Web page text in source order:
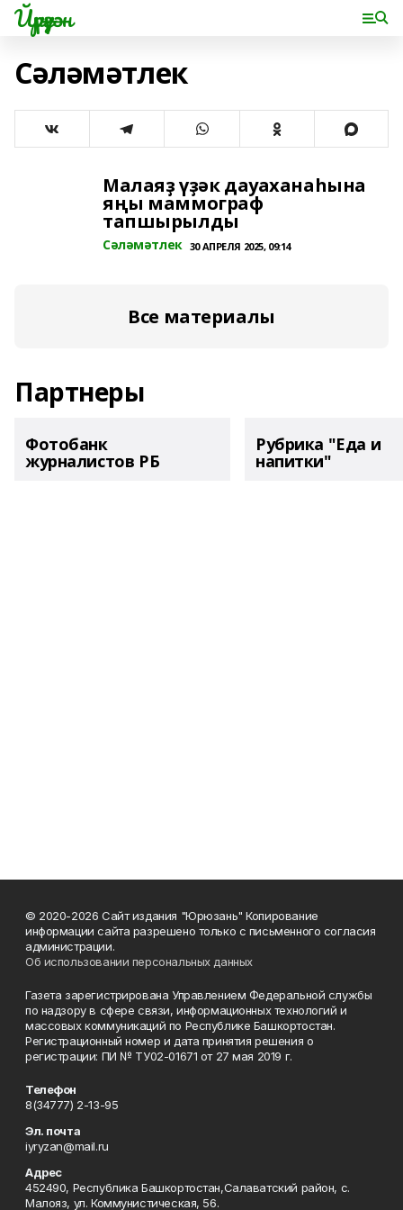
Йүрүҙән
Сәләмәтлек
Малаяҙ үҙәк дауаханаһына
яңы маммограф
тапшырылды
Сәләмәтлек 30 АПРЕЛЯ 2025, 09:14
Все материалы
Партнеры
Фотобанк
журналистов РБ
Рубрика "Еда и
напитки"
© 2020-2026 Сайт издания "Юрюзань" Копирование
информации сайта разрешено только с письменного согласия
администрации.
Об использовании персональных данных
Газета зарегистрирована Управлением Федеральной службы
по надзору в сфере связи, информационных технологий и
массовых коммуникаций по Республике Башкортостан.
Регистрационный номер и дата принятия решения о
регистрации: ПИ № ТУ02-01671 от 27 мая 2019 г.
Телефон
8(34777) 2-13-95
Эл. почта
iyryzan@mail.ru
Адрес
452490, Республика Башкортостан,Салаватский район, с.
Малояз, ул. Коммунистическая, 56.